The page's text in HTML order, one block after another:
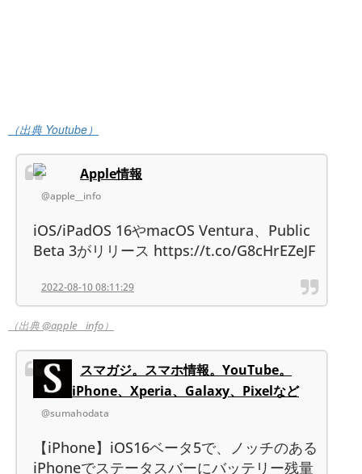
（出典 Youtube）
Apple情報
@apple__info
iOS/iPadOS 16やmacOS Ventura、Public
Beta 3がリリース https://t.co/G8cHrEZeJF
2022-08-10 08:11:29
（出典 @apple__info）
スマガジ。スマホ情報。YouTube。
iPhone、Xperia、Galaxy、Pixelなど
@sumahodata
【iPhone】iOS16ベータ5で、ノッチのある
iPhoneでステータスバーにバッテリー残量